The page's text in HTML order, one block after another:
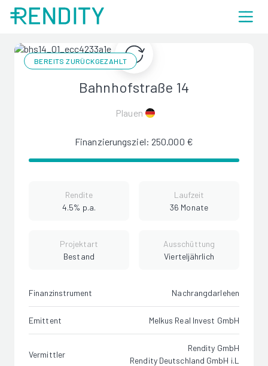
BEREITS ZURÜCKGEZAHLT
Bahnhofstraße 14
Plauen
Finanzierungsziel: 250.000 €
Rendite
4.5% p.a.
Laufzeit
36 Monate
Projektart
Bestand
Ausschüttung
Vierteljährlich
Finanzinstrument Nachrangdarlehen
Emittent Melkus Real Invest GmbH
Vermittler
Rendity GmbH
Rendity Deutschland GmbH i.L